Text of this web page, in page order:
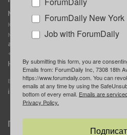
MediaKit
Контактное лицо:
Марина Баранчук
ad@forumdaily.com
+1 347-604-1261
Наши рекламодатели
E-mail редакции:
info@forumdaily.com
Подписка
ForumDaily New York
Job with ForumDaily
By submitting this form, you are
Emails from: ForumDaily Inc, 7308 18th
https://www.forumdaily.com. You can
emails at any time by using the
bottom of every email. Emails are
Privacy Policy.